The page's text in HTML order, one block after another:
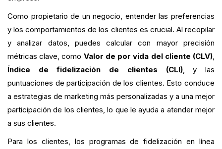
Como propietario de un negocio, entender las preferencias
y los comportamientos de los clientes es crucial. Al recopilar
y analizar datos, puedes calcular con mayor precisión
métricas clave, como Valor de por vida del cliente (CLV),
Índice de fidelización de clientes (CLI), y las
puntuaciones de participación de los clientes. Esto conduce
a estrategias de marketing más personalizadas y a una mejor
participación de los clientes, lo que le ayuda a atender mejor
a sus clientes.
Para los clientes, los programas de fidelización en línea